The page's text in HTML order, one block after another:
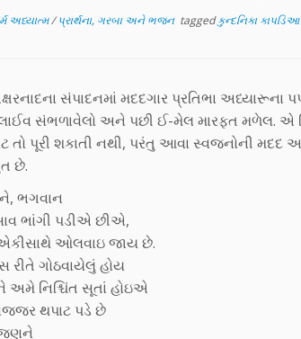
અધ્યાત્મ/પ્રાર્થના, ગરબા અને ભજન taggedકુન્દનિકા કાપડિઆ
સંપાદનમાં મદદગાર પ્રતિભા અધ્યારૂના
લાઈવ સંભળાવેલો અને પછી ઈ-મેલ મારફત મળેલ.
તો પૂરી શકાતી નથી, પરંતુ આવા સ્વજનોની મદદ
છે.
ભગવાન
ભાંગી પડીએ છીએ,
એકીસાથે ઓલવાઇ જાય છે.
ગોઠવાયેલું હોય
અમે નિશ્ચિંત સૂતાં હોઇએ
થપાટ પડે છે
જણને